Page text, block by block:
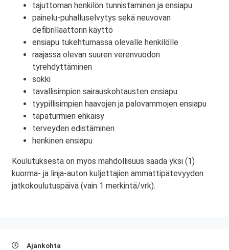
tajuttoman henkilön tunnistaminen ja ensiapu
painelu-puhalluselvytys sekä neuvovan
defibrillaattorin käyttö
ensiapu tukehtumassa olevalle henkilölle
raajassa olevan suuren verenvuodon
tyrehdyttäminen
sokki
tavallisimpien sairauskohtausten ensiapu
tyypillisimpien haavojen ja palovammojen ensiapu
tapaturmien ehkäisy
terveyden edistäminen
henkinen ensiapu
Koulutuksesta on myös mahdollisuus saada yksi (1)
kuorma- ja linja-auton kuljettajien ammattipätevyyden
jatkokoulutuspäivä (vain 1 merkintä/vrk).
Ajankohta